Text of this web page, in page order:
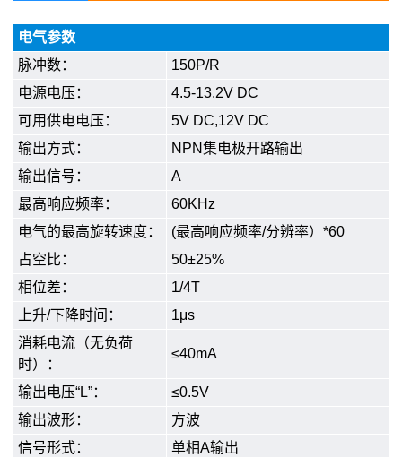
电气参数
脉冲数：
150P/R
电源电压：
4.5-13.2V DC
可用供电电压：
5V DC,12V DC
输出方式：
NPN集电极开路输出
输出信号：
A
最高响应频率：
60KHz
电气的最高旋转速度：
(最高响应频率/分辨率）*60
占空比：
50±25%
相位差：
1/4T
上升/下降时间：
1μs
消耗电流（无负荷
时）：
≤40mA
输出电压“L”：
≤0.5V
输出波形：
方波
信号形式：
单相A输出